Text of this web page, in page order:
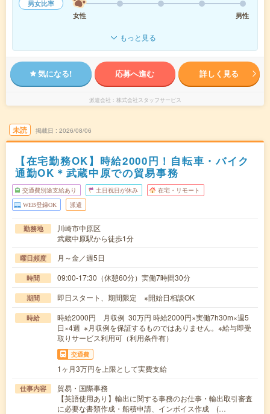
男女比率
女性
男性
もっと見る
気になる! 応募へ進む 詳しく見る
派遣会社 株式会社スタッフサービス
未読 掲載日 2026/08/06
【在宅勤務OK】時給2000円！自転車・バイク
通勤OK＊武蔵中原での貿易事務
交通費別途支給あり 土日祝日が休み 在宅・リモート
WEB登録OK 派遣
勤務地
川崎市中原区
武蔵中原駅から徒歩1分
曜日頻度 月～金／週5日
時間 09:00-17:30（休憩60分）実働7時間30分
期間 即日スタート、期間限定 ※開始日相談OK
時給
時給2000円 月収例 30万円 時給2000円×実働7h30m×週5
日×4週 ※月収例を保証するものではありません。※給与即受
取りサービス利用可（利用条件有）
交通費
1ヶ月3万円を上限として実費支給
仕事内容
貿易・国際事務
【英語使用あり】輸出に関する事務のお仕事・輸出取引審査
に必要な書類作成・船積申請、インボイス作成 (…